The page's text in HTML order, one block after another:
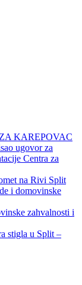
KAREPOVAC
ugovor za
Centra za
na Rivi Split
i domovinske
zahvalnosti i
stigla u Split –